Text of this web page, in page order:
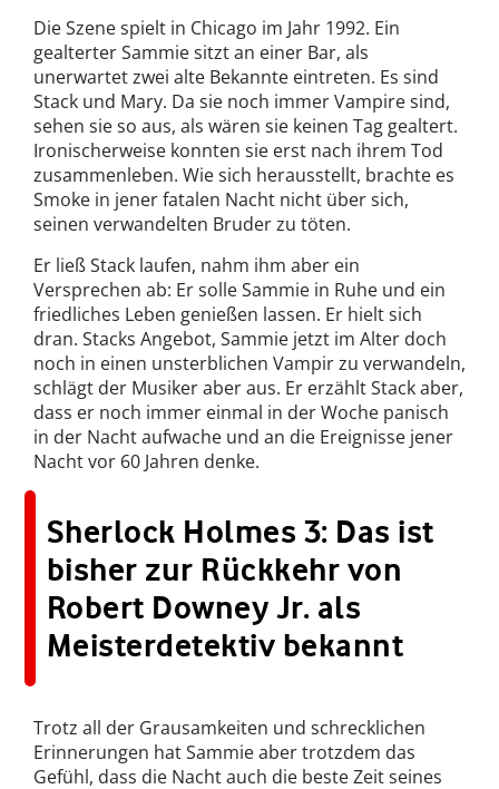
Die Szene spielt in Chicago im Jahr 1992. Ein
gealterter Sammie sitzt an einer Bar, als
unerwartet zwei alte Bekannte eintreten. Es sind
Stack und Mary. Da sie noch immer Vampire sind,
sehen sie so aus, als wären sie keinen Tag gealtert.
Ironischerweise konnten sie erst nach ihrem Tod
zusammenleben. Wie sich herausstellt, brachte es
Smoke in jener fatalen Nacht nicht über sich,
seinen verwandelten Bruder zu töten.
Er ließ Stack laufen, nahm ihm aber ein
Versprechen ab: Er solle Sammie in Ruhe und ein
friedliches Leben genießen lassen. Er hielt sich
dran. Stacks Angebot, Sammie jetzt im Alter doch
noch in einen unsterblichen Vampir zu verwandeln,
schlägt der Musiker aber aus. Er erzählt Stack aber,
dass er noch immer einmal in der Woche panisch
in der Nacht aufwache und an die Ereignisse jener
Nacht vor 60 Jahren denke.
Sherlock Holmes 3: Das ist
bisher zur Rückkehr von
Robert Downey Jr. als
Meisterdetektiv bekannt
Trotz all der Grausamkeiten und schrecklichen
Erinnerungen hat Sammie aber trotzdem das
Gefühl, dass die Nacht auch die beste Zeit seines